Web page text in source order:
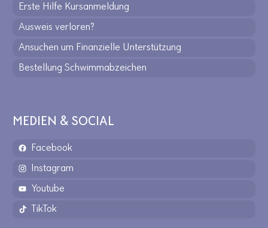
Erste Hilfe Kursanmeldung
Ausweis verloren?
Ansuchen um Finanzielle Unterstützung
Bestellung Schwimmabzeichen
MEDIEN & SOCIAL
Facebook
Instagram
Youtube
TikTok